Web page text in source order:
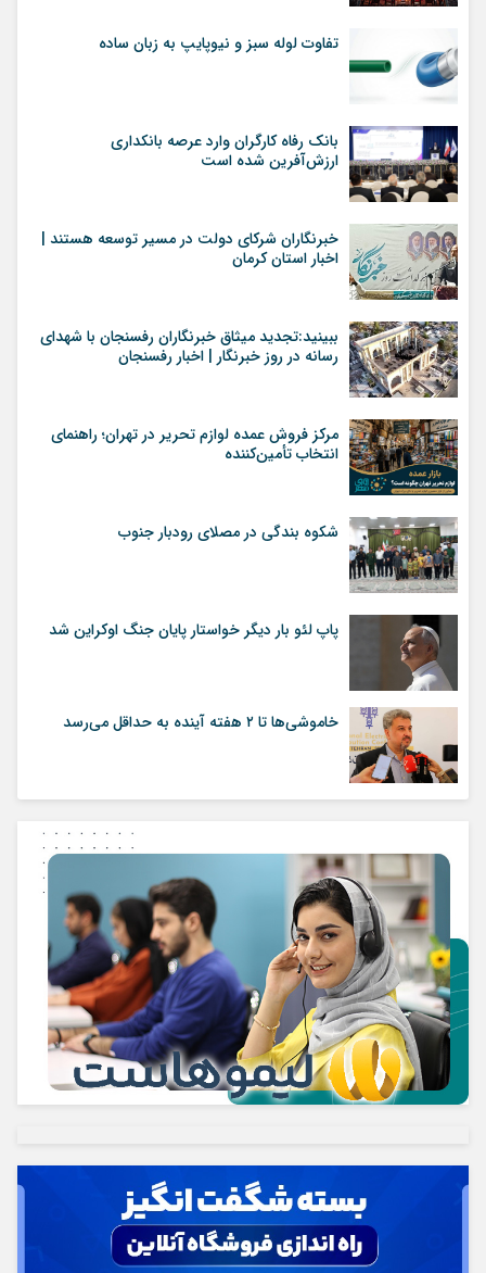
تفاوت لوله سبز و نیوپایپ به زبان ساده
بانک رفاه کارگران وارد عرصه بانکداری
ارزش‌آفرین شده است
خبرنگاران شرکای دولت در مسیر توسعه هستند |
اخبار استان کرمان
ببینید:تجدید میثاق خبرنگاران رفسنجان با شهدای
رسانه در روز خبرنگار | اخبار رفسنجان
مرکز فروش عمده لوازم تحریر در تهران؛ راهنمای
انتخاب تأمین‌کننده
شکوه بندگی در مصلای رودبار جنوب
پاپ لئو بار دیگر خواستار پایان جنگ اوکراین شد
خاموشی‌ها تا ۲ هفته آینده به حداقل می‌رسد